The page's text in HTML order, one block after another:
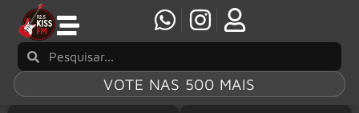
VOTE NAS 500 MAIS